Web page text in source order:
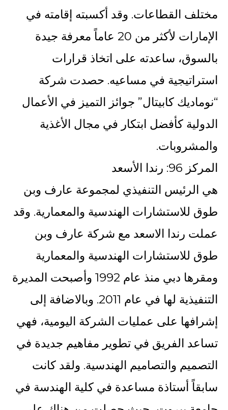
مختلف القطاعات. وقد أكسبته إقامته في
الإمارات لأكثر من 20 عاماً معرفة جيدة
بالسوق، ساعدته على اتخاذ قرارات
استراتيجية في مساعيه. حصدت شركة
“نوماديك كابيتال” جوائز التميز في الأعمال
الدولية كأفضل ابتكار في مجال الأغذية
والمشروبات.
المركز 96: رندا الأسعد
هي الرئيس التنفيذي لمجموعة عارف وبن
طوق للاستشارات الهندسية والمعمارية. وقد
عملت رندا الاسعد مع شركة عارف وبن
طوق للاستشارات الهندسية والمعمارية
ومقرها دبي منذ عام 1992 وأصبحت المديرة
التنفيذية لها في عام 2011. وبالاضافة إلى
إشرافها على عمليات الشركة اليومية، فهي
تساعد الفريق في تطوير مفاهيم جديدة في
التصميم والتصاميم الهندسية. ولقد كانت
سابقاً أستاذة مساعدة في كلية الهندسة في